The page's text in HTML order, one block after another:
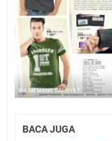
BACA JUGA